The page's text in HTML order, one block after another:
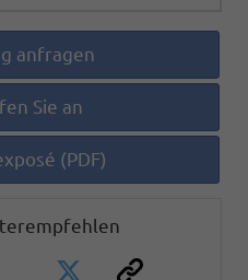
anfragen
Sie an
(PDF)